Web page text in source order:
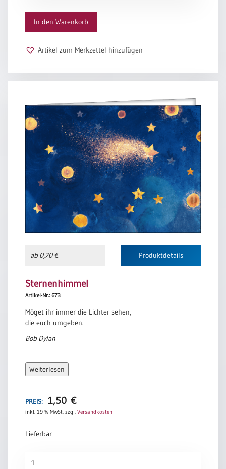
Eheschliessung
Hochzeitsjubiläum
neutrale
Abendmahlszulassung
PC-
Urkunden
Poster
Neuerscheinungen
Einzelposter
Einzelposter
Sortimente
Hefte
Jahreslosung
Restbestände
Restbestände
Broschüren
In den Warenkorb
Artikel zum Merkzettel hinzufügen
ab 0,70 € Produktdetails
Sternenhimmel
Artikel-Nr.: 673
Möget ihr immer die Lichter sehen,
die euch umgeben.
Bob Dylan
Weiterlesen
PREIS: 1,50 €
inkl. 19 % MwSt. zzgl. Versandkosten
Lieferbar
Menge